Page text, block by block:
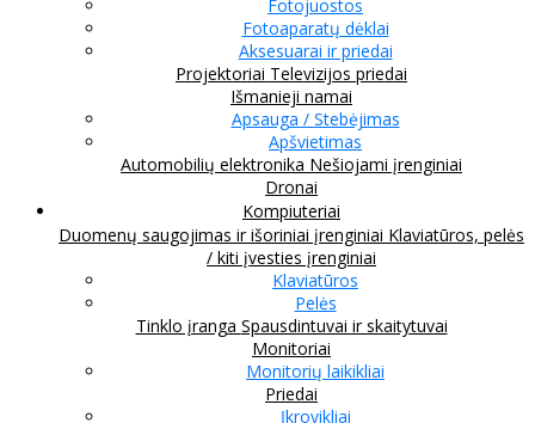
Fotojuostos
Fotoaparatų dėklai
Aksesuarai ir priedai
Projektoriai Televizijos priedai
Išmanieji namai
Apsauga / Stebėjimas
Apšvietimas
Automobilių elektronika Nešiojami įrenginiai
Dronai
Kompiuteriai
Duomenų saugojimas ir išoriniai įrenginiai Klaviatūros, pelės
/ kiti įvesties įrenginiai
Klaviatūros
Pelės
Tinklo įranga Spausdintuvai ir skaitytuvai
Monitoriai
Monitorių laikikliai
Priedai
Įkrovikliai